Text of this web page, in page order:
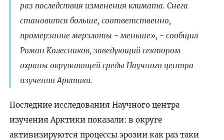
раз последствия изменения климата. Снега
становится больше, соответственно,
промерзание мерзлоты - меньше», - сообщил
Роман Колесников, заведующий сектором
охраны окружающей среды Научного центра
изучения Арктики.
Последние исследования Научного центра
изучения Арктики показали: в округе
активизируются процессы эрозии как раз таки